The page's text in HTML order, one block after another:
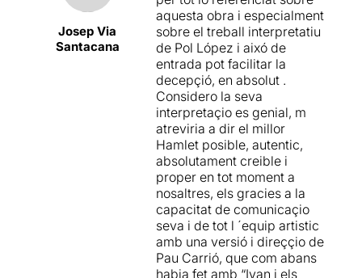
a Horaci(símbol de lleialtat
a Hamlet, i l’únic supervivent
de la tragèdia), iLaertes
de Poloni i germà d’Ofèlia).
–M’ha agradat molt que el
director hagi trencat la
quarta paret, ho he trobat
molt original. Tenir en Pol
López a quatre pams,
mirant-me directe als ulls i
dir-me quins ulls tan macos
tens… encara que sigui part
del text de l’obra, m’ha fet
enrojolar.
–No recordo on vaig llegir
Josep Via
Santacana
aquesta obra i especialment
sobre el treball interpretatiu
de Pol López i aixó de
entrada pot facilitar la
decepçió, en absolut .
Considero la seva
interpretaçio es genial, m
atreviria a dir el millor
Hamlet posible, autentic,
absolutament creible i
proper en tot moment a
nosaltres, els gracies a la
capacitat de comunicaçio
seva i de tot l ´equip artistic
amb una versió i direççio de
Pau Carrió, que com abans
habia fet amb “Ivan i els